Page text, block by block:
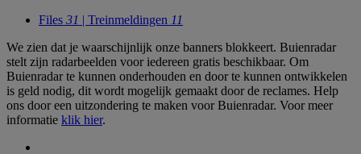
Files 31 | Treinmeldingen 11
We zien dat je waarschijnlijk onze banners blokkeert. Buienradar
stelt zijn radarbeelden voor iedereen gratis beschikbaar. Om
Buienradar te kunnen onderhouden en door te kunnen ontwikkelen
is geld nodig, dit wordt mogelijk gemaakt door de reclames. Help
ons door een uitzondering te maken voor Buienradar. Voor meer
informatie klik hier.